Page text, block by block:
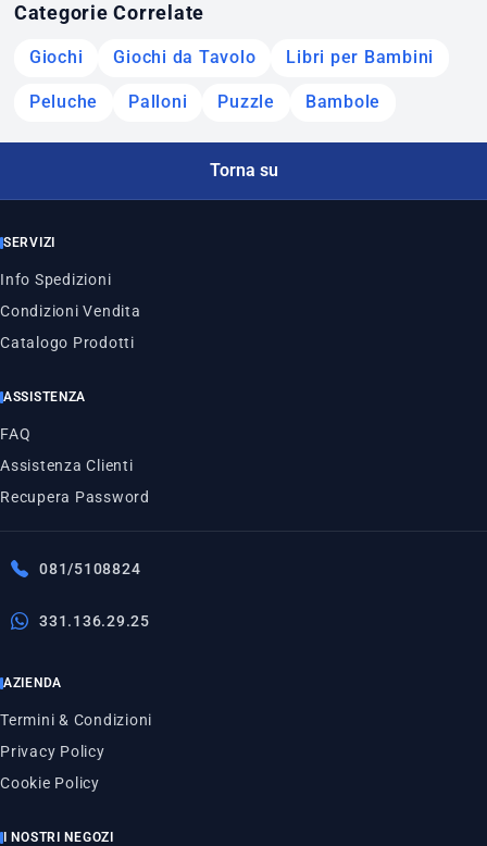
Categorie Correlate
Giochi Giochi da Tavolo Libri per Bambini
Peluche Palloni Puzzle Bambole
Torna su
SERVIZI
Info Spedizioni
Condizioni Vendita
Catalogo Prodotti
ASSISTENZA
FAQ
Assistenza Clienti
Recupera Password
081/5108824
331.136.29.25
AZIENDA
Termini & Condizioni
Privacy Policy
Cookie Policy
I NOSTRI NEGOZI